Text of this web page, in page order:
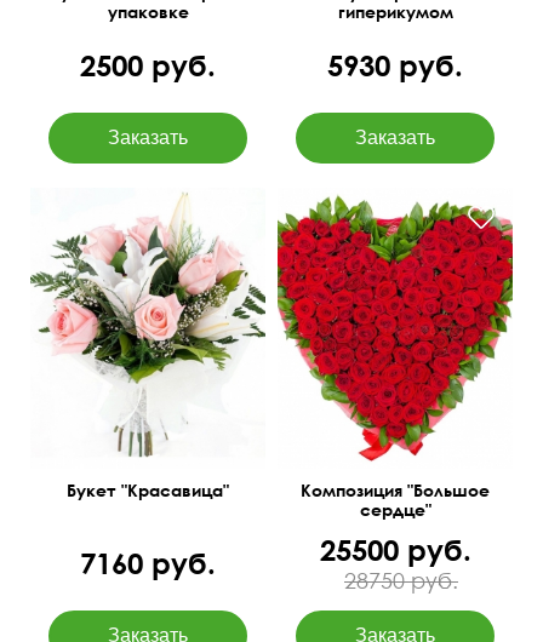
упаковке
2500 руб.
гиперикумом
5930 руб.
Розовая роза - 7шт.,
лилия - 2шт., гипсофила,
папоротник.
55 см
40 см
Букет "Красавица"
7160 руб.
На оазисе
20 см
50 см
Композиция "Большое
сердце"
25500 руб.
28750 руб.